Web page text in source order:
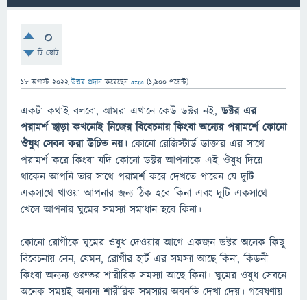
0
টি ভোট
18 অগাস্ট 2022 উত্তর প্রদান করেছেন azra (1,900 পয়েন্ট)
একটা কথাই বলবো, আমরা এখানে কেউ ডক্টর নই,ডক্টর এর
পরামর্শ ছাড়া কখনোই নিজের বিবেচনায় কিংবা অন্যের পরামর্শে কোনো
ঔষুধ সেবন করা উচিত নয়। কোনো রেজিস্টার্ড ডাক্তার এর সাথে
পরামর্শ করে কিংবা যদি কোনো ডক্টর আপনাকে এই ঔষুধ দিয়ে
থাকেন আপনি তার সাথে পরামর্শ করে দেখতে পারেন যে দুটি
একসাথে খাওয়া আপনার জন্য ঠিক হবে কিনা এবং দুটি একসাথে
খেলে আপনার ঘুমের সমস্যা সমাধান হবে কিনা।
কোনো রোগীকে ঘুমের ওষুধ দেওয়ার আগে একজন ডক্টর অনেক কিছু
বিবেচনায় নেন, যেমন, রোগীর হার্ট এর সমস্যা আছে কিনা, কিডনী
কিংবা অন্যন্য গুরুতর শারীরিক সমস্যা আছে কিনা। ঘুমের ওষুধ সেবনে
অনেক সময়ই অন্যন্য শারীরিক সমস্যার অবনতি দেখা দেয়। গবেষণায়